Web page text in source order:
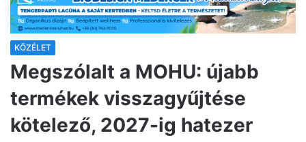
KÖZÉLET
Megszólalt a MOHU: újabb
termékek visszagyűjtése
kötelező, 2027-ig hatezer